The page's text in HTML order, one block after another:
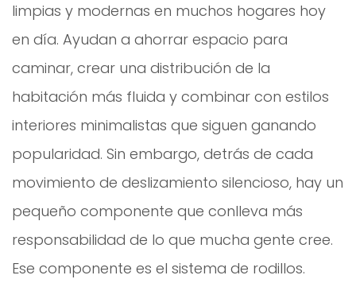
limpias y modernas en muchos hogares hoy
en día. Ayudan a ahorrar espacio para
caminar, crear una distribución de la
habitación más fluida y combinar con estilos
interiores minimalistas que siguen ganando
popularidad. Sin embargo, detrás de cada
movimiento de deslizamiento silencioso, hay un
pequeño componente que conlleva más
responsabilidad de lo que mucha gente cree.
Ese componente es el sistema de rodillos.